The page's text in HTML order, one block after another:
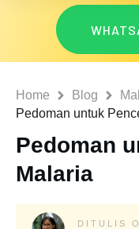
Home Blog
Pedoman
Malaria
DITULIS